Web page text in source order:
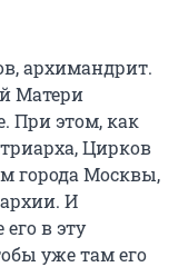
архимандрит.
Матери
При этом, как
Цирков
города Москвы,
И
в эту
уже там его